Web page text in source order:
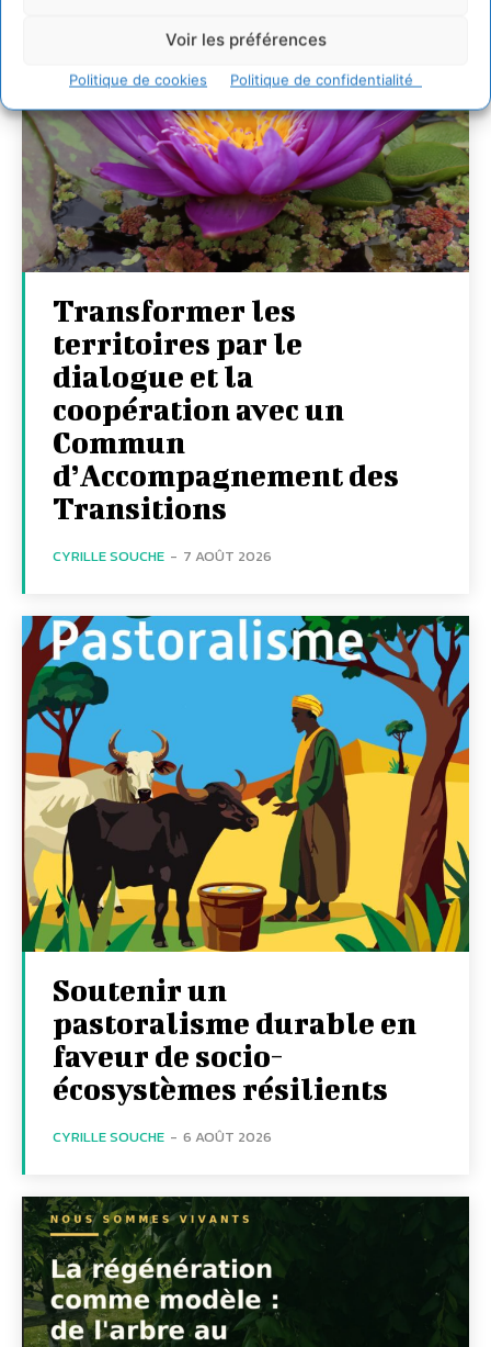
Voir les préférences
Politique de cookies Politique de confidentialité
Transformer les
territoires par le
dialogue et la
coopération avec un
Commun
d’Accompagnement des
Transitions
CYRILLE SOUCHE - 7 AOÛT 2026
Soutenir un
pastoralisme durable en
faveur de socio-
écosystèmes résilients
CYRILLE SOUCHE - 6 AOÛT 2026